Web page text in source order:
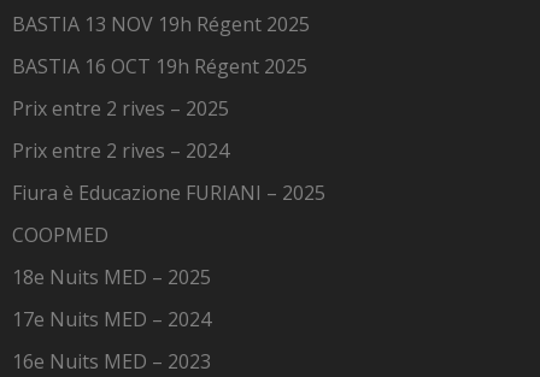
BASTIA 13 NOV 19h Régent 2025
BASTIA 16 OCT 19h Régent 2025
Prix entre 2 rives – 2025
Prix entre 2 rives – 2024
Fiura è Educazione FURIANI – 2025
COOPMED
18e Nuits MED – 2025
17e Nuits MED – 2024
16e Nuits MED – 2023